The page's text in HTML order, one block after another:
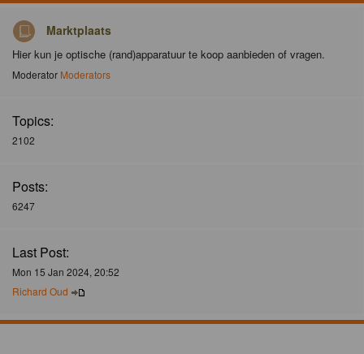
Marktplaats
Hier kun je optische (rand)apparatuur te koop aanbieden of vragen.
Moderator Moderators
Topics:
2102
Posts:
6247
Last Post:
Mon 15 Jan 2024, 20:52
Richard Oud